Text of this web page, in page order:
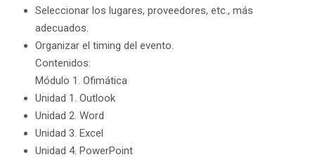
Seleccionar los lugares, proveedores, etc., más
adecuados.
Organizar el timing del evento.
Contenidos:
Módulo 1. Ofimática
Unidad 1. Outlook
Unidad 2. Word
Unidad 3. Excel
Unidad 4. PowerPoint